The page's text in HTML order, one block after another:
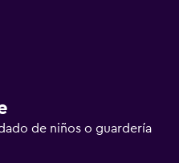
de niños o guardería